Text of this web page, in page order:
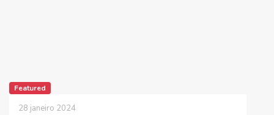
Featured
28 janeiro 2024